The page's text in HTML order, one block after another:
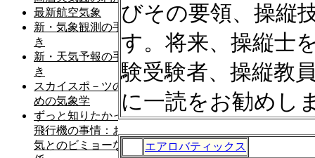
びその要領、操縦
す。将来、操縦士
験受験者、操縦教
に一読をお勧めし
エアロバティックス